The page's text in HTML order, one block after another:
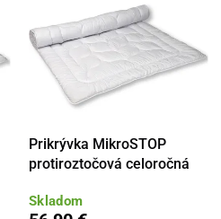
Prikrývka MikroSTOP
protiroztočová celoročná
Skladom